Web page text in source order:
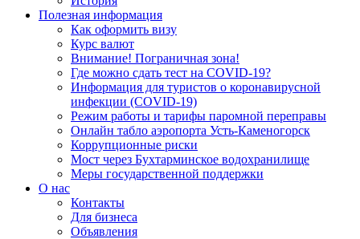
Полезная информация
Как оформить визу
Курс валют
Внимание! Пограничная зона!
Где можно сдать тест на COVID-19?
Информация для туристов о коронавирусной
инфекции (COVID-19)
Режим работы и тарифы паромной переправы
Онлайн табло аэропорта Усть-Каменогорск
Коррупционные риски
Мост через Бухтарминское водохранилище
Меры государственной поддержки
О нас
Контакты
Для бизнеса
Объявления